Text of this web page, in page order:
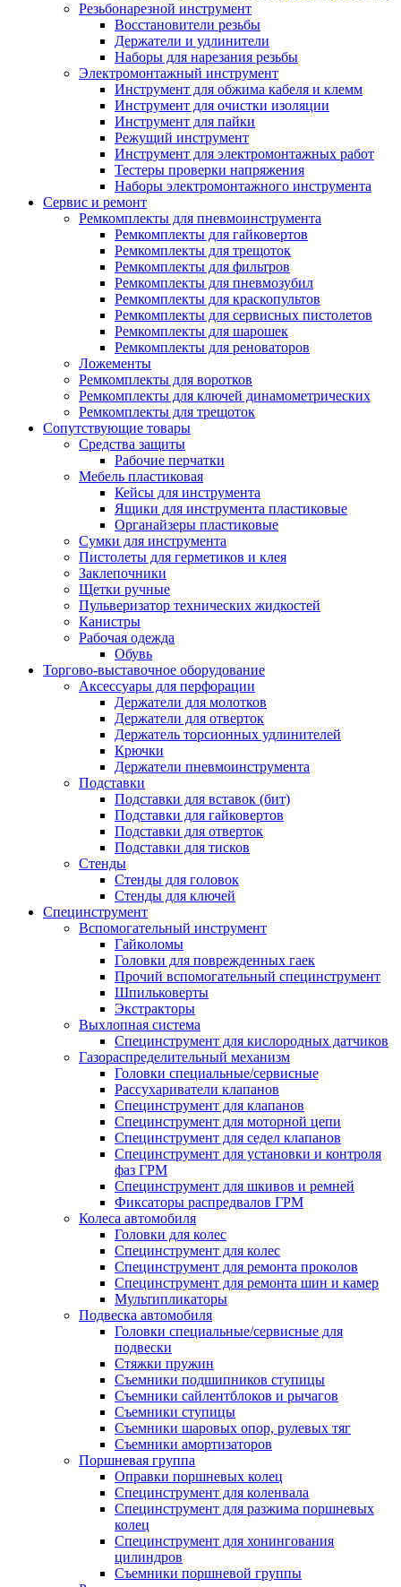
Резьбонарезной инструмент
Восстановители резьбы
Держатели и удлинители
Наборы для нарезания резьбы
Электромонтажный инструмент
Инструмент для обжима кабеля и клемм
Инструмент для очистки изоляции
Инструмент для пайки
Режущий инструмент
Инструмент для электромонтажных работ
Тестеры проверки напряжения
Наборы электромонтажного инструмента
Сервис и ремонт
Ремкомплекты для пневмоинструмента
Ремкомплекты для гайковертов
Ремкомплекты для трещоток
Ремкомплекты для фильтров
Ремкомплекты для пневмозубил
Ремкомплекты для краскопультов
Ремкомплекты для сервисных пистолетов
Ремкомплекты для шарошек
Ремкомплекты для реноваторов
Ложементы
Ремкомплекты для воротков
Ремкомплекты для ключей динамометрических
Ремкомплекты для трещоток
Сопутствующие товары
Средства защиты
Рабочие перчатки
Мебель пластиковая
Кейсы для инструмента
Ящики для инструмента пластиковые
Органайзеры пластиковые
Сумки для инструмента
Пистолеты для герметиков и клея
Заклепочники
Щетки ручные
Пульверизатор технических жидкостей
Канистры
Рабочая одежда
Обувь
Торгово-выставочное оборудование
Аксессуары для перфорации
Держатели для молотков
Держатели для отверток
Держатель торсионных удлинителей
Крючки
Держатели пневмоинструмента
Подставки
Подставки для вставок (бит)
Подставки для гайковертов
Подставки для отверток
Подставки для тисков
Стенды
Стенды для головок
Стенды для ключей
Специнструмент
Вспомогательный инструмент
Гайколомы
Головки для поврежденных гаек
Прочий вспомогательный специнструмент
Шпильковерты
Экстракторы
Выхлопная система
Специнструмент для кислородных датчиков
Газораспределительный механизм
Головки специальные/сервисные
Рассухариватели клапанов
Специнструмент для клапанов
Специнструмент для моторной цепи
Специнструмент для седел клапанов
Специнструмент для установки и контроля
фаз ГРМ
Специнструмент для шкивов и ремней
Фиксаторы распредвалов ГРМ
Колеса автомобиля
Головки для колес
Специнструмент для колес
Специнструмент для ремонта проколов
Специнструмент для ремонта шин и камер
Мультипликаторы
Подвеска автомобиля
Головки специальные/сервисные для
подвески
Стяжки пружин
Съемники подшипников ступицы
Съемники сайлентблоков и рычагов
Съемники ступицы
Съемники шаровых опор, рулевых тяг
Съемники амортизаторов
Поршневая группа
Оправки поршневых колец
Специнструмент для коленвала
Специнструмент для разжима поршневых
колец
Специнструмент для хонингования
цилиндров
Съемники поршневой группы